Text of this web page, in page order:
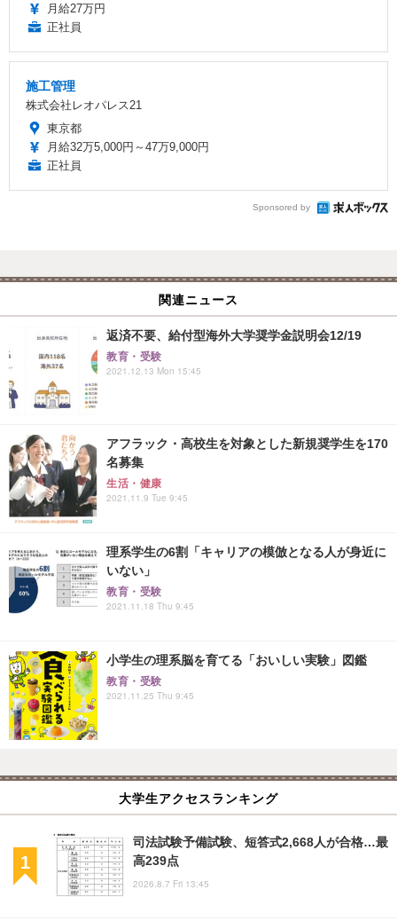
月給27万円
正社員
施工管理
株式会社レオパレス21
東京都
月給32万5,000円～47万9,000円
正社員
Sponsored by
関連ニュース
返済不要、給付型海外大学奨学金説明会12/19
教育・受験
2021.12.13 Mon 15:45
アフラック・高校生を対象とした新規奨学生を170
名募集
生活・健康
2021.11.9 Tue 9:45
理系学生の6割「キャリアの模倣となる人が身近に
いない」
教育・受験
2021.11.18 Thu 9:45
小学生の理系脳を育てる「おいしい実験」図鑑
教育・受験
2021.11.25 Thu 9:45
大学生アクセスランキング
司法試験予備試験、短答式2,668人が合格…最
高239点
2026.8.7 Fri 13:45